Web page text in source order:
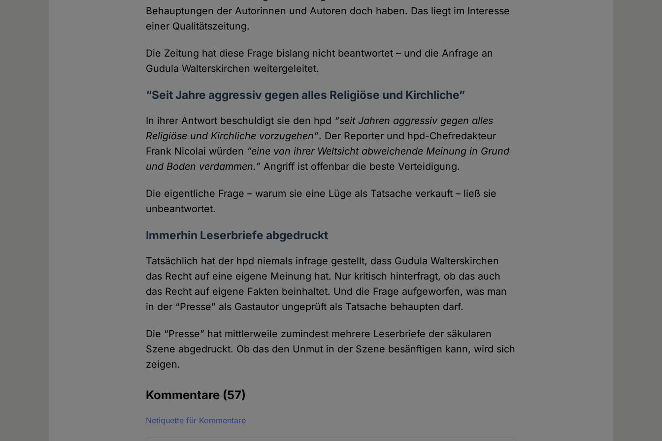
Behauptungen der Autorinnen und Autoren doch haben. Das liegt im Interesse
einer Qualitäts­zeitung.
Die Zeitung hat diese Frage bislang nicht beantwortet – und die Anfrage an
Gudula Walterskirchen weitergeleitet.
“Seit Jahre aggressiv gegen alles Religiöse und Kirchliche”
In ihrer Antwort beschuldigt sie den hpd “seit Jahren aggressiv gegen alles
Religiöse und Kirchliche vorzu­gehen”. Der Reporter und hpd-Chef­redakteur
Frank Nicolai würden “eine von ihrer Welt­sicht abweichende Meinung in Grund
und Boden verdammen.” Angriff ist offenbar die beste Verteidigung.
Die eigentliche Frage – warum sie eine Lüge als Tat­sache verkauft – ließ sie
unbeantwortet.
Immerhin Leserbriefe abgedruckt
Tatsächlich hat der hpd niemals infrage gestellt, dass Gudula Walterskirchen
das Recht auf eine eigene Meinung hat. Nur kritisch hinter­fragt, ob das auch
das Recht auf eigene Fakten beinhaltet. Und die Frage aufge­worfen, was man
in der “Presse” als Gast­autor ungeprüft als Tatsache behaupten darf.
Die “Presse” hat mittler­weile zumindest mehrere Leser­briefe der säkularen
Szene abge­druckt. Ob das den Unmut in der Szene besänftigen kann, wird sich
zeigen.
Kommentare (57)
Netiquette für Kommentare